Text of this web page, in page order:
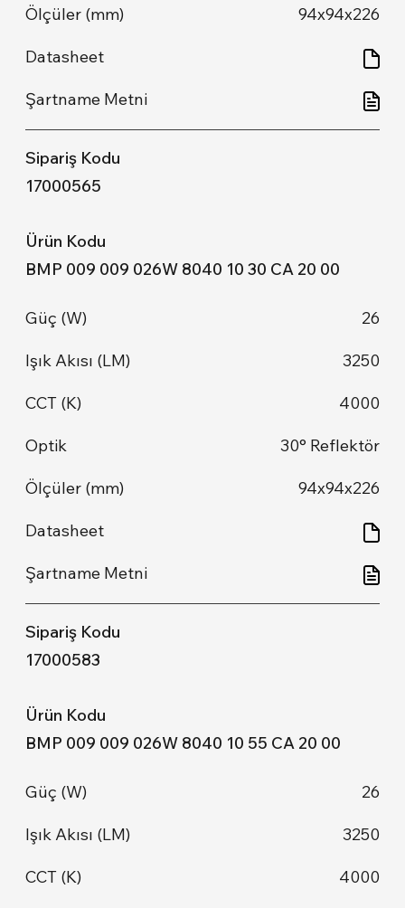
94x94x226
17000565
BMP 009 009 026W 8040 10 30 CA 20 00
26
3250
4000
30° Reflektör
94x94x226
17000583
BMP 009 009 026W 8040 10 55 CA 20 00
26
3250
4000